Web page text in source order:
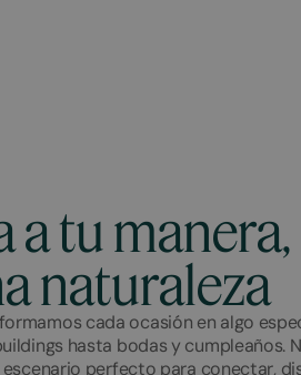
a tu manera,
naturaleza
cada ocasión en algo
hasta bodas y cumpleaños.
perfecto para conectar,